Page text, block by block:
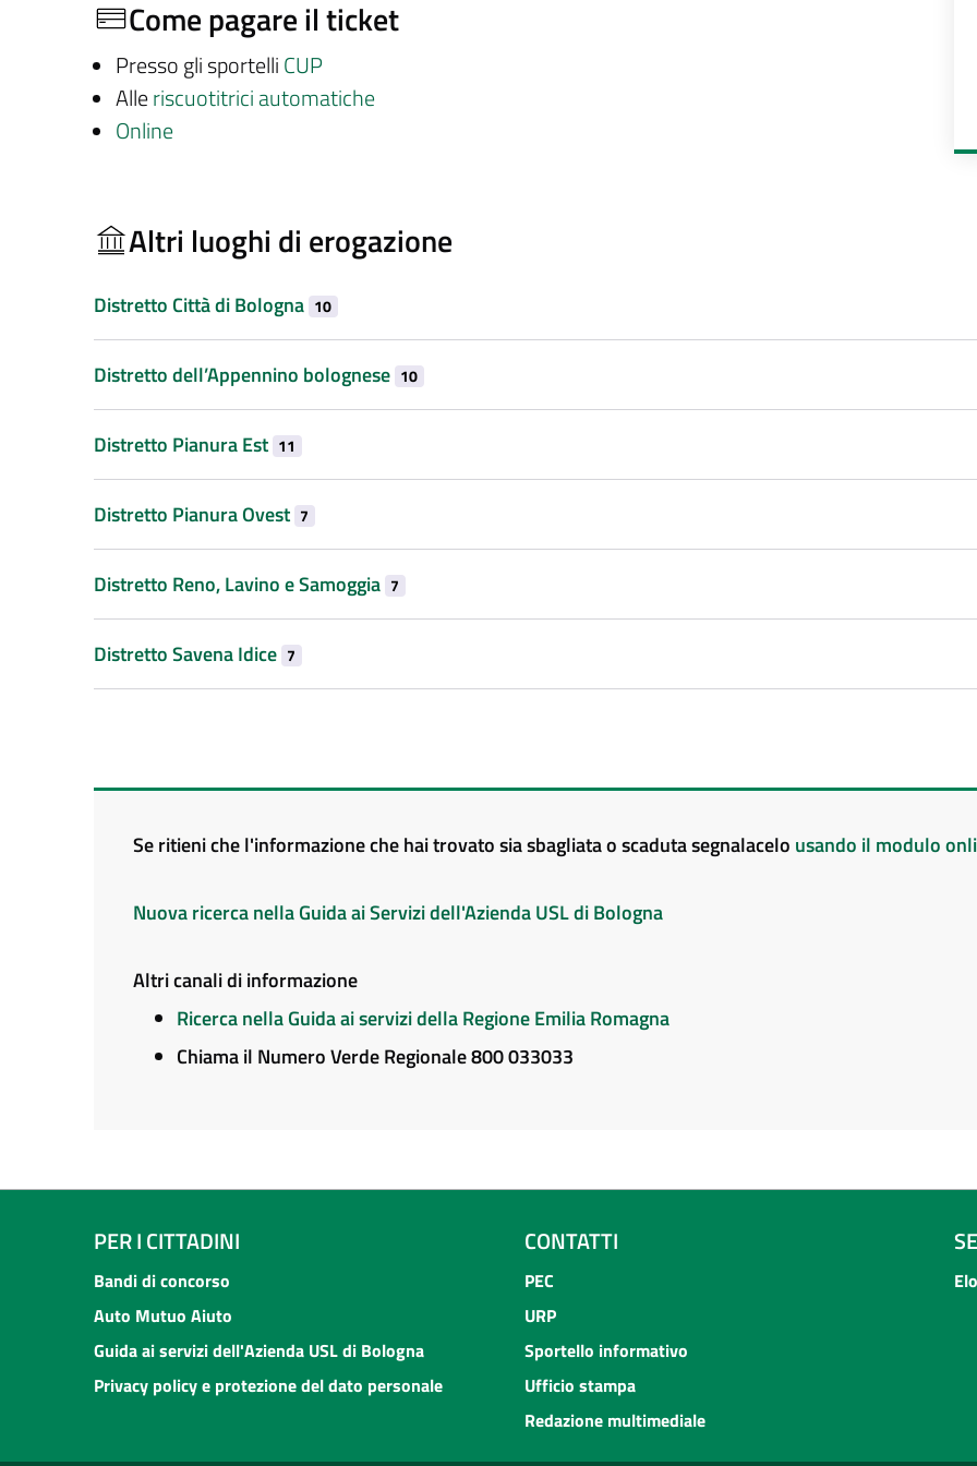
Come pagare il ticket
Presso gli sportelli CUP
Alleriscuotitrici automatiche
Online
Altri luoghi di erogazione
Distretto Città di Bologna 10
Distretto dell’Appennino bolognese 10
Distretto Pianura Est 11
Distretto Pianura Ovest 7
Distretto Reno, Lavino e Samoggia 7
Distretto Savena Idice 7
Se ritieni che l'informazione che hai trovato sia sbagliata o scaduta segnalacelo usando il modulo
Nuova ricerca nella Guida ai Servizi dell'Azienda USL di Bologna
Altri canali di informazione
Ricerca nella Guida ai servizi della Regione Emilia Romagna
Chiama il Numero Verde Regionale 800 033033
PER I CITTADINI
Bandi di concorso
Auto Mutuo Aiuto
Guida ai servizi dell'Azienda USL di Bologna
Privacy policy e protezione del dato personale
CONTATTI
PEC
URP
Sportello informativo
Ufficio stampa
Redazione multimediale